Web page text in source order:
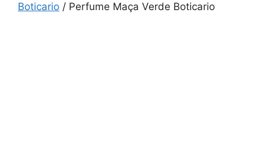
Boticario / Perfume Maça Verde Boticario